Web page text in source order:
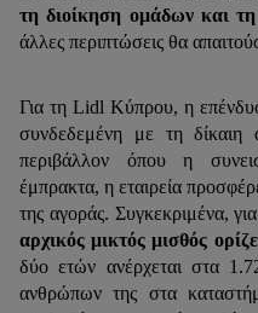
τη διοίκηση ομάδων και
άλλες περιπτώσεις θα
Για τη Lidl Κύπρου, η
συνδεδεμένη με τη δίκαιη
περιβάλλον όπου η
έμπρακτα, η εταιρεία
της αγοράς. Συγκεκριμένα,
αρχικός μικτός μισθός
δύο ετών ανέρχεται στα
ανθρώπων της στα